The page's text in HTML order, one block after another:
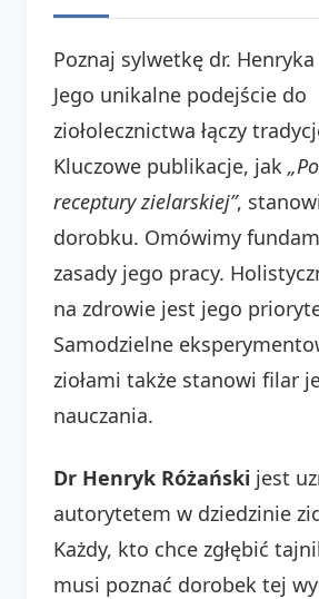
Poznaj sylwetkę dr.
Jego unikalne podejście do
ziołolecznictwa łączy
Kluczowe publikacje, jak
receptury zielarskiej”,
dorobku. Omówimy
zasady jego pracy.
na zdrowie jest jego
Samodzielne
ziołami także stanowi filar
nauczania.
Dr Henryk Różański jest
autorytetem w dziedzinie
Każdy, kto chce zgłębić
musi poznać dorobek tej